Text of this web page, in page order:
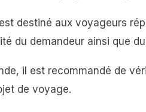
destiné aux voyageurs
du demandeur ainsi que
il est recommandé de
de voyage.